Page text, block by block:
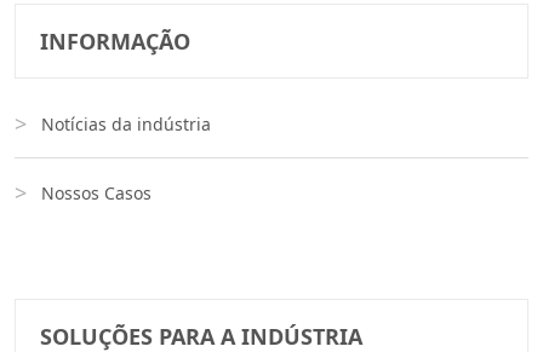
INFORMAÇÃO
Notícias da indústria
Nossos Casos
SOLUÇÕES PARA A INDÚSTRIA